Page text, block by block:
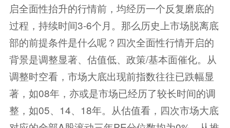
启全面性抬升的行情前，均经历一个反复磨底的
过程，持续时间3-6个月。那么历史上市场脱离底
部的前提条件是什么呢？四次全面性行情开启的
背景是调整显著、估值低、政策/基本面催化。从
调整时空看，市场大底出现前指数往往已跌幅显
著，如08年，亦或是市场已经历了较长时间的调
整，如05、14、18年。从估值看，四次市场大底